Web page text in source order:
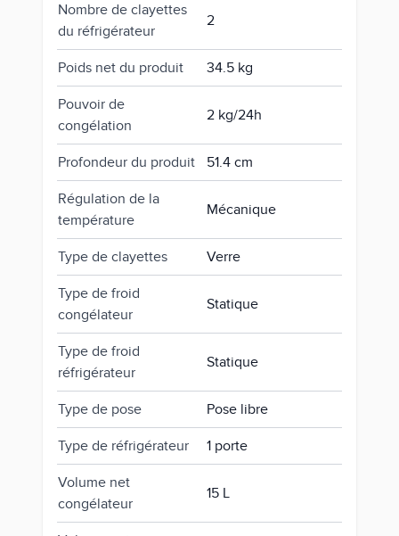
Nombre de clayettes
du réfrigérateur
2
Poids net du produit 34.5 kg
Pouvoir de
congélation
2 kg/24h
Profondeur du produit 51.4 cm
Régulation de la
température
Mécanique
Type de clayettes Verre
Type de froid
congélateur
Statique
Type de froid
réfrigérateur
Statique
Type de pose Pose libre
Type de réfrigérateur 1 porte
Volume net
congélateur
15 L